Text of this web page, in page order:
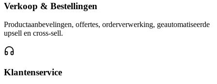
Verkoop & Bestellingen
Productaanbevelingen, offertes, orderverwerking, geautomatiseerde
upsell en cross-sell.
Klantenservice